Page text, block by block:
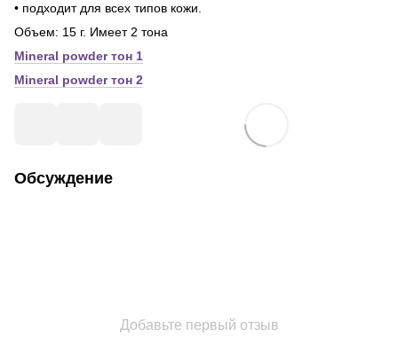
• подходит для всех типов кожи.
Объем: 15 г. Имеет 2 тона
Mineral powder тон 1
Mineral powder тон 2
Обсуждение
Добавьте первый отзыв